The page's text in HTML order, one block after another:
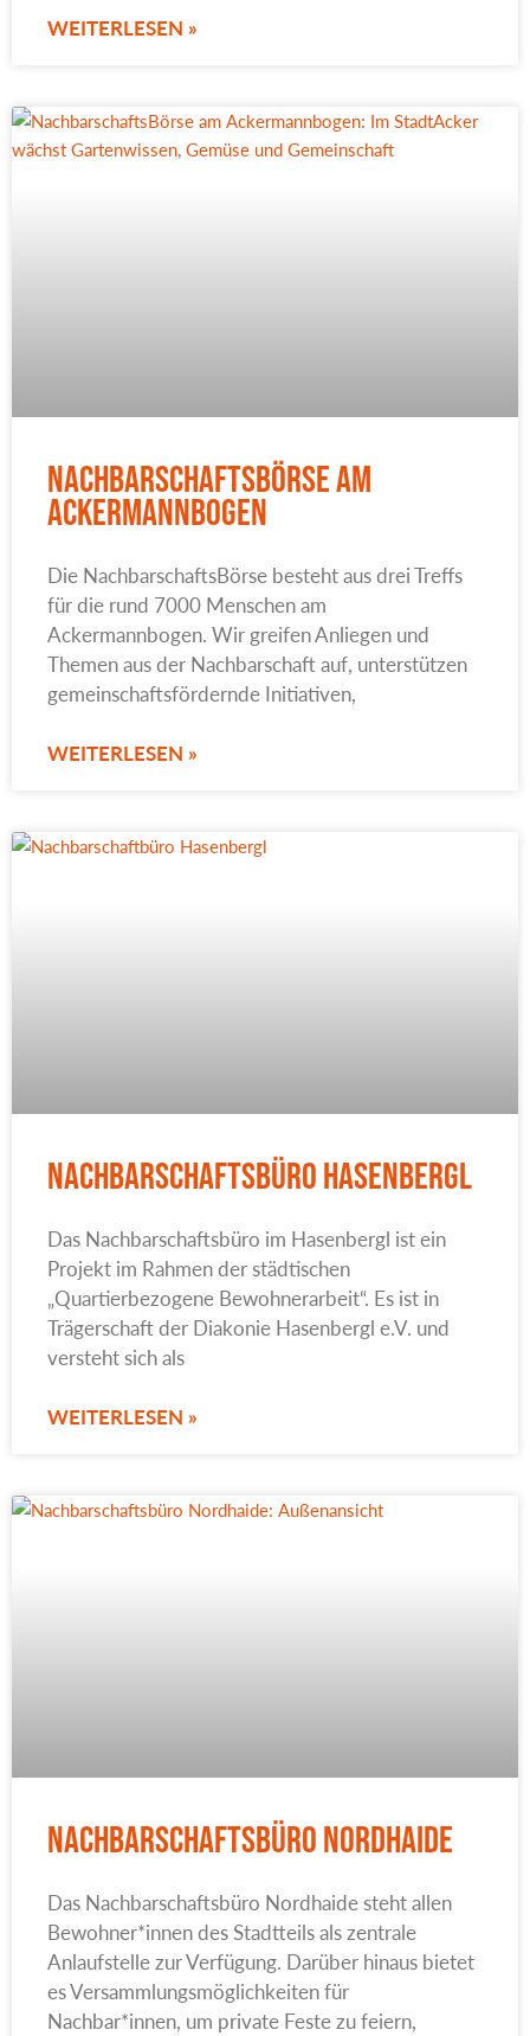
WEITERLESEN »
NachbarschaftsBörse am
Ackermannbogen
Die NachbarschaftsBörse besteht aus drei Treffs
für die rund 7000 Menschen am
Ackermannbogen. Wir greifen Anliegen und
Themen aus der Nachbarschaft auf, unterstützen
gemeinschaftsfördernde Initiativen,
WEITERLESEN »
Nachbarschaftsbüro Hasenbergl
Das Nachbarschaftsbüro im Hasenbergl ist ein
Projekt im Rahmen der städtischen
„Quartierbezogene Bewohnerarbeit“. Es ist in
Trägerschaft der Diakonie Hasenbergl e.V. und
versteht sich als
WEITERLESEN »
Nachbarschaftsbüro Nordhaide
Das Nachbarschaftsbüro Nordhaide steht allen
Bewohner*innen des Stadtteils als zentrale
Anlaufstelle zur Verfügung. Darüber hinaus bietet
es Versammlungsmöglichkeiten für
Nachbar*innen, um private Feste zu feiern,